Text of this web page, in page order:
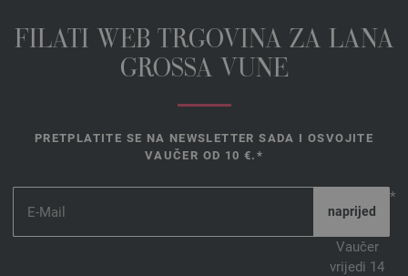
FILATI WEB TRGOVINA ZA LANA
GROSSA VUNE
PRETPLATITE SE NA NEWSLETTER SADA I OSVOJITE
VAUČER OD 10 €.*
*
Vaučer
vrijedi 14